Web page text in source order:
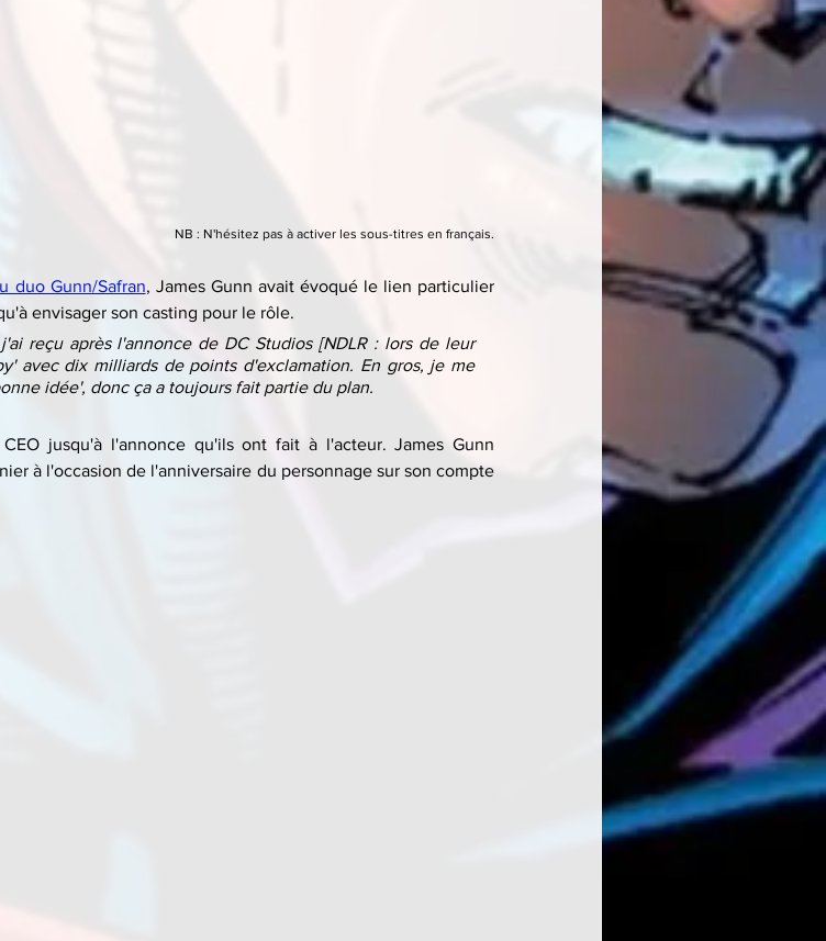
NB : N'hésitez pas à activer les sous-titres en français.
duo Gunn/Safran, James Gunn avait évoqué le lien particulier
envisager son casting pour le rôle.
reçu après l'annonce de DC Studios [NDLR : lors de leur
avec dix milliards de points d'exclamation. En gros, je me
idée', donc ça a toujours fait partie du plan.
jusqu'à l'annonce qu'ils ont fait à l'acteur. James Gunn
à l'occasion de l'anniversaire du personnage sur son compte